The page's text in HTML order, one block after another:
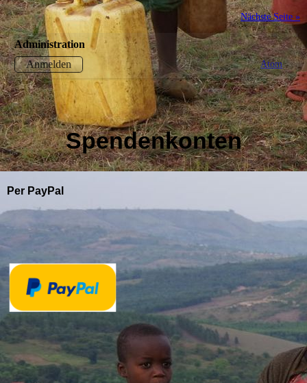
Nächste Seite »
Administration
Anmelden
Atom
Spendenkonten
Per PayPal